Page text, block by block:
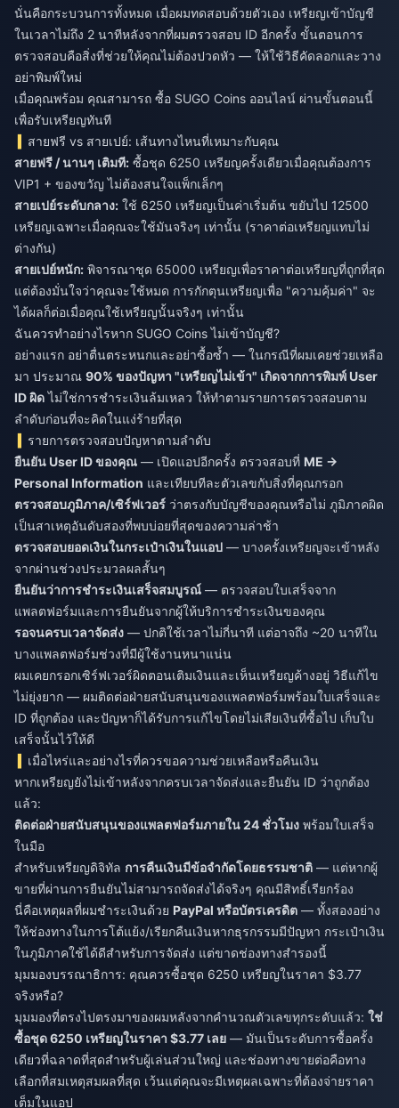
นั่นคือกระบวนการทั้งหมด เมื่อผมทดสอบด้วยตัวเอง เหรียญเข้าบัญชี
ในเวลาไม่ถึง 2 นาทีหลังจากที่ผมตรวจสอบ ID อีกครั้ง ขั้นตอนการ
ตรวจสอบคือสิ่งที่ช่วยให้คุณไม่ต้องปวดหัว — ให้ใช้วิธีคัดลอกและวาง
อย่าพิมพ์ใหม่
เมื่อคุณพร้อม คุณสามารถ ซื้อ SUGO Coins ออนไลน์ ผ่านขั้นตอนนี้
เพื่อรับเหรียญทันที
สายฟรี vs สายเปย์: เส้นทางไหนที่เหมาะกับคุณ
สายฟรี / นานๆ เติมที: ซื้อชุด 6250 เหรียญครั้งเดียวเมื่อคุณต้องการ
VIP1 + ของขวัญ ไม่ต้องสนใจแพ็กเล็กๆ
สายเปย์ระดับกลาง: ใช้ 6250 เหรียญเป็นค่าเริ่มต้น ขยับไป 12500
เหรียญเฉพาะเมื่อคุณจะใช้มันจริงๆ เท่านั้น (ราคาต่อเหรียญแทบไม่
ต่างกัน)
สายเปย์หนัก: พิจารณาชุด 65000 เหรียญเพื่อราคาต่อเหรียญที่ถูกที่สุด
แต่ต้องมั่นใจว่าคุณจะใช้หมด การกักตุนเหรียญเพื่อ "ความคุ้มค่า" จะ
ได้ผลก็ต่อเมื่อคุณใช้เหรียญนั้นจริงๆ เท่านั้น
ฉันควรทำอย่างไรหาก SUGO Coins ไม่เข้าบัญชี?
อย่างแรก อย่าตื่นตระหนกและอย่าซื้อซ้ำ — ในกรณีที่ผมเคยช่วยเหลือ
มา ประมาณ 90% ของปัญหา "เหรียญไม่เข้า" เกิดจากการพิมพ์ User
ID ผิดไม่ใช่การชำระเงินล้มเหลว ให้ทำตามรายการตรวจสอบตาม
ลำดับก่อนที่จะคิดในแง่ร้ายที่สุด
รายการตรวจสอบปัญหาตามลำดับ
ยืนยัน User ID ของคุณ — เปิดแอปอีกครั้ง ตรวจสอบที่ ME →
Personal Information และเทียบทีละตัวเลขกับสิ่งที่คุณกรอก
ตรวจสอบภูมิภาค/เซิร์ฟเวอร์ ว่าตรงกับบัญชีของคุณหรือไม่ ภูมิภาคผิด
เป็นสาเหตุอันดับสองที่พบบ่อยที่สุดของความล่าช้า
ตรวจสอบยอดเงินในกระเป๋าเงินในแอป — บางครั้งเหรียญจะเข้าหลัง
จากผ่านช่วงประมวลผลสั้นๆ
ยืนยันว่าการชำระเงินเสร็จสมบูรณ์ — ตรวจสอบใบเสร็จจาก
แพลตฟอร์มและการยืนยันจากผู้ให้บริการชำระเงินของคุณ
รอจนครบเวลาจัดส่ง — ปกติใช้เวลาไม่กี่นาที แต่อาจถึง ~20 นาทีใน
บางแพลตฟอร์มช่วงที่มีผู้ใช้งานหนาแน่น
ผมเคยกรอกเซิร์ฟเวอร์ผิดตอนเติมเงินและเห็นเหรียญค้างอยู่ วิธีแก้ไข
ไม่ยุ่งยาก — ผมติดต่อฝ่ายสนับสนุนของแพลตฟอร์มพร้อมใบเสร็จและ
ID ที่ถูกต้อง และปัญหาก็ได้รับการแก้ไขโดยไม่เสียเงินที่ซื้อไป เก็บใบ
เสร็จนั้นไว้ให้ดี
เมื่อไหร่และอย่างไรที่ควรขอความช่วยเหลือหรือคืนเงิน
หากเหรียญยังไม่เข้าหลังจากครบเวลาจัดส่งและยืนยัน ID ว่าถูกต้อง
แล้ว:
ติดต่อฝ่ายสนับสนุนของแพลตฟอร์มภายใน 24 ชั่วโมง พร้อมใบเสร็จ
ในมือ
สำหรับเหรียญดิจิทัล การคืนเงินมีข้อจำกัดโดยธรรมชาติ — แต่หากผู้
ขายที่ผ่านการยืนยันไม่สามารถจัดส่งได้จริงๆ คุณมีสิทธิ์เรียกร้อง
นี่คือเหตุผลที่ผมชำระเงินด้วย PayPal หรือบัตรเครดิต — ทั้งสองอย่าง
ให้ช่องทางในการโต้แย้ง/เรียกคืนเงินหากธุรกรรมมีปัญหา กระเป๋าเงิน
ในภูมิภาคใช้ได้ดีสำหรับการจัดส่ง แต่ขาดช่องทางสำรองนี้
มุมมองบรรณาธิการ: คุณควรซื้อชุด 6250 เหรียญในราคา $3.77
จริงหรือ?
มุมมองที่ตรงไปตรงมาของผมหลังจากคำนวณตัวเลขทุกระดับแล้ว: ใช่
ซื้อชุด 6250 เหรียญในราคา $3.77 เลย — มันเป็นระดับการซื้อครั้ง
เดียวที่ฉลาดที่สุดสำหรับผู้เล่นส่วนใหญ่ และช่องทางขายต่อคือทาง
เลือกที่สมเหตุสมผลที่สุด เว้นแต่คุณจะมีเหตุผลเฉพาะที่ต้องจ่ายราคา
เต็มในแอป